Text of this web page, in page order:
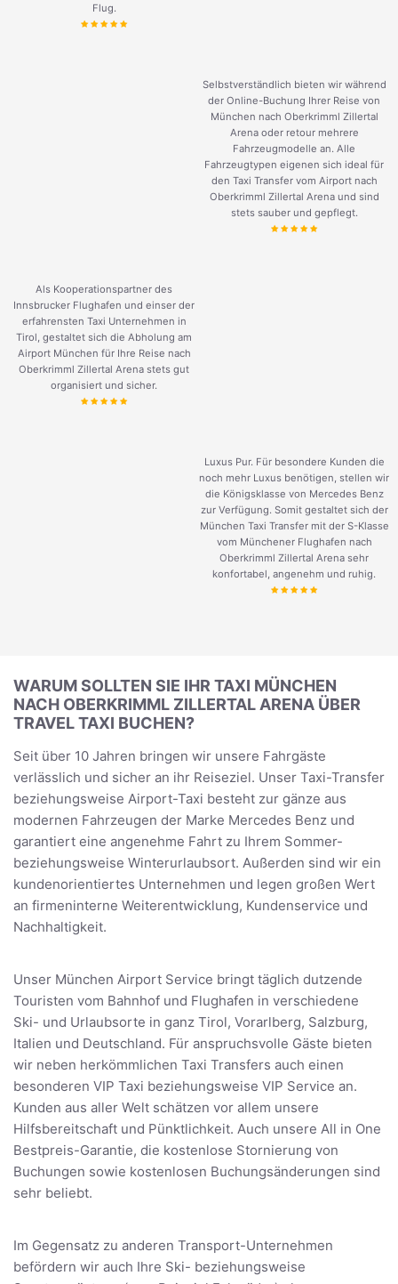
Flug.
Selbstverständlich bieten wir während
der Online-Buchung Ihrer Reise von
München nach Oberkrimml Zillertal
Arena oder retour mehrere
Fahrzeugmodelle an. Alle
Fahrzeugtypen eigenen sich ideal für
den Taxi Transfer vom Airport nach
Oberkrimml Zillertal Arena und sind
stets sauber und gepflegt.
Als Kooperationspartner des
Innsbrucker Flughafen und einser der
erfahrensten Taxi Unternehmen in
Tirol, gestaltet sich die Abholung am
Airport München für Ihre Reise nach
Oberkrimml Zillertal Arena stets gut
organisiert und sicher.
Luxus Pur. Für besondere Kunden die
noch mehr Luxus benötigen, stellen wir
die Königsklasse von Mercedes Benz
zur Verfügung. Somit gestaltet sich der
München Taxi Transfer mit der S-Klasse
vom Münchener Flughafen nach
Oberkrimml Zillertal Arena sehr
konfortabel, angenehm und ruhig.
WARUM SOLLTEN SIE IHR TAXI MÜNCHEN
NACH OBERKRIMML ZILLERTAL ARENA ÜBER
TRAVEL TAXI BUCHEN?
Seit über 10 Jahren bringen wir unsere Fahrgäste
verlässlich und sicher an ihr Reiseziel. Unser Taxi-Transfer
beziehungsweise Airport-Taxi besteht zur gänze aus
modernen Fahrzeugen der Marke Mercedes Benz und
garantiert eine angenehme Fahrt zu Ihrem Sommer-
beziehungsweise Winterurlaubsort. Außerden sind wir ein
kundenorientiertes Unternehmen und legen großen Wert
an firmeninterne Weiterentwicklung, Kundenservice und
Nachhaltigkeit.
Unser München Airport Service bringt täglich dutzende
Touristen vom Bahnhof und Flughafen in verschiedene
Ski- und Urlaubsorte in ganz Tirol, Vorarlberg, Salzburg,
Italien und Deutschland. Für anspruchsvolle Gäste bieten
wir neben herkömmlichen Taxi Transfers auch einen
besonderen VIP Taxi beziehungsweise VIP Service an.
Kunden aus aller Welt schätzen vor allem unsere
Hilfsbereitschaft und Pünktlichkeit. Auch unsere All in One
Bestpreis-Garantie, die kostenlose Stornierung von
Buchungen sowie kostenlosen Buchungsänderungen sind
sehr beliebt.
Im Gegensatz zu anderen Transport-Unternehmen
befördern wir auch Ihre Ski- beziehungsweise